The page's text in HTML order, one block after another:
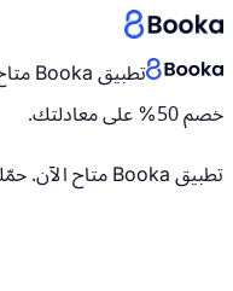
تطبيق Booka متاح
خصم 50% على معادلتك.
تطبيق Booka متاح الآن. حمّله اليوم واحصل على